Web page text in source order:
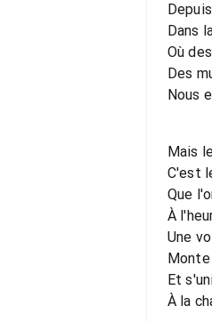
Dans
Où
Des
Nous
Mais
C'est
Que
À
Une
Et
À la